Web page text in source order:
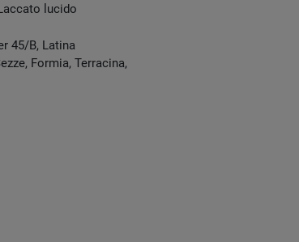
lucido
45/B, Latina
Formia, Terracina,